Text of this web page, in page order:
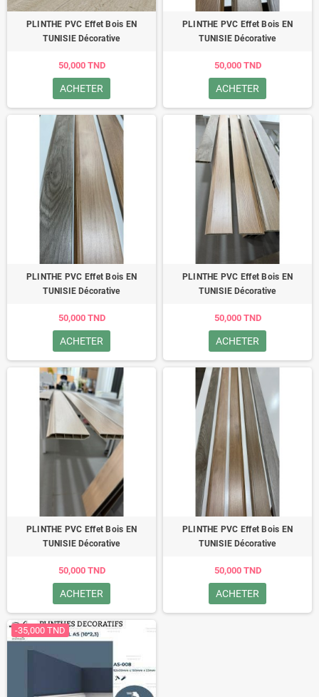
PLINTHE PVC Effet Bois EN
TUNISIE Décorative
50,000 TND
ACHETER
PLINTHE PVC Effet Bois EN
TUNISIE Décorative
50,000 TND
ACHETER
PLINTHE PVC Effet Bois EN
TUNISIE Décorative
50,000 TND
ACHETER
PLINTHE PVC Effet Bois EN
TUNISIE Décorative
50,000 TND
ACHETER
PLINTHE PVC Effet Bois EN
TUNISIE Décorative
50,000 TND
ACHETER
PLINTHE PVC Effet Bois EN
TUNISIE Décorative
50,000 TND
ACHETER
-35,000 TND